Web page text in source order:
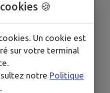
Rue
Sur 11 mètres
talents amateurs
🍪
Un cookie est
sur votre terminal
notre Politique
.